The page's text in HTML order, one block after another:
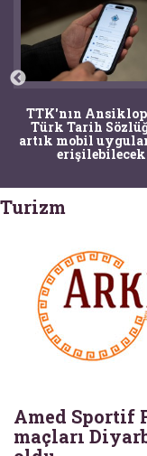
TTK'nın
Türk Tarih
artık mobil
erişilebilecek
Turizm
Amed Sportif
maçları